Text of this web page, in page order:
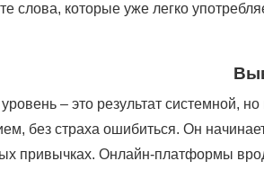
слова, которые уже легко
– это результат системной,
без страха ошибиться. Он
привычках. Онлайн-платформы